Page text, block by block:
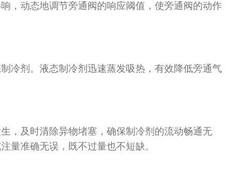
，动态地调节旁通阀的响应阈值，使旁通阀的动作
冷剂。液态制冷剂迅速蒸发吸热，有效降低旁通气
，及时清除异物堵塞，确保制冷剂的流动畅通无
量准确无误，既不过量也不短缺。